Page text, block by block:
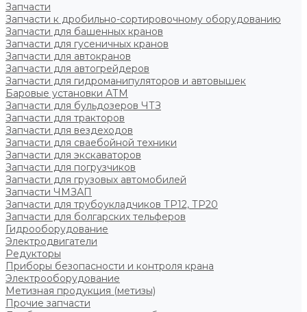
Запчасти
Запчасти к дробильно-сортировочному оборудованию
Запчасти для башенных кранов
Запчасти для гусеничных кранов
Запчасти для автокранов
Запчасти для автогрейдеров
Запчасти для гидроманипуляторов и автовышек
Баровые установки АТМ
Запчасти для бульдозеров ЧТЗ
Запчасти для тракторов
Запчасти для вездеходов
Запчасти для сваебойной техники
Запчасти для экскаваторов
Запчасти для погрузчиков
Запчасти для грузовых автомобилей
Запчасти ЧМЗАП
Запчасти для трубоукладчиков ТР12, ТР20
Запчасти для болгарских тельферов
Гидрооборудование
Электродвигатели
Редукторы
Приборы безопасности и контроля крана
Электрооборудование
Метизная продукция (метизы)
Прочие запчасти